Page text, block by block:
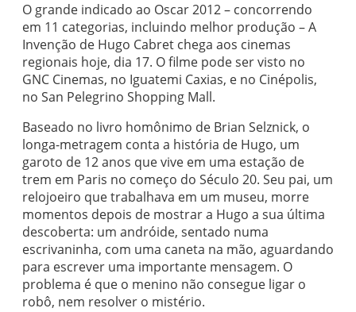
O grande indicado ao Oscar 2012 – concorrendo
em 11 categorias, incluindo melhor produção – A
Invenção de Hugo Cabret chega aos cinemas
regionais hoje, dia 17. O filme pode ser visto no
GNC Cinemas, no Iguatemi Caxias, e no Cinépolis,
no San Pelegrino Shopping Mall.
Baseado no livro homônimo de Brian Selznick, o
longa-metragem conta a história de Hugo, um
garoto de 12 anos que vive em uma estação de
trem em Paris no começo do Século 20. Seu pai, um
relojoeiro que trabalhava em um museu, morre
momentos depois de mostrar a Hugo a sua última
descoberta: um andróide, sentado numa
escrivaninha, com uma caneta na mão, aguardando
para escrever uma importante mensagem. O
problema é que o menino não consegue ligar o
robô, nem resolver o mistério.